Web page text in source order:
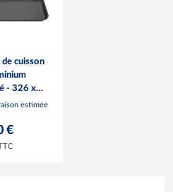
de cuisson
- 326 x
mm -estimée
€
TTC